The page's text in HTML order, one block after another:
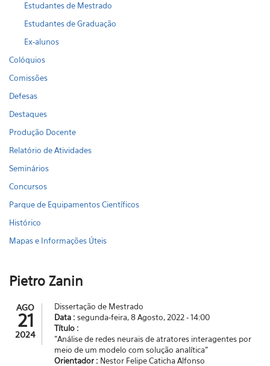
Estudantes de Mestrado
Estudantes de Graduação
Ex-alunos
Colóquios
Comissões
Defesas
Destaques
Produção Docente
Relatório de Atividades
Seminários
Concursos
Parque de Equipamentos Científicos
Histórico
Mapas e Informações Úteis
Pietro Zanin
AGO
21
2024
Dissertação de Mestrado
Data : segunda-feira, 8 Agosto, 2022 - 14:00
Título :
"Análise de redes neurais de atratores interagentes por
meio de um modelo com solução analítica"
Orientador : Nestor Felipe Caticha Alfonso